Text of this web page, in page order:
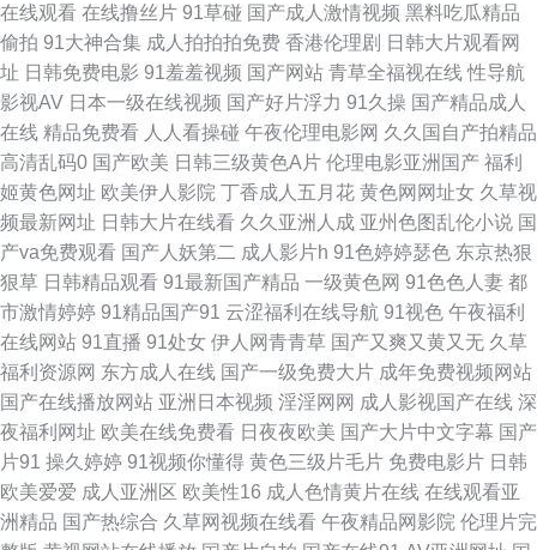
码一区 美女夜色黄 日韩一页 中文字幕日韩电影 超碰coan人妻 韩日无码视频
欧美人妖丝袜 51自拍网 国内成人在线AⅤ 青草综合在线 91福利网站导航 国
产日韩操逼 青青草肏屄视频 宅男影院 俺也去色色 韩国乳首中文 欧美乱轮另
类 天天天天艹 91国精产品 超碰成人性 韩国不卡a片 欧美久草 天堂av新地址
91蜜桃臀无码 成人午夜国产天堂 久久草狠狠爱 日本高清不卡网站 亚洲私人
影院 aV狼坛 国产精品伊人 欧美ⅤA在线播放 天天综合素质快播 91在线论坛
国产TS网站 老司机亚洲福利 色色导航东京热 综合肏屄 爱豆传媒映视AV 海
角社区肏屄视频 欧美极度性交网 香蕉午夜影院 97人人操在线 国产A级无毛
男人影音黄总在线 婷婷四色超碰 91起操 豆花视频九一免费 玖玖男人资源站
在线观看 在线撸丝片 91草碰 国产成人激情视频 黑料吃瓜精品
偷拍 91大神合集 成人拍拍拍免费 香港伦理剧 日韩大片观看网
址 日韩免费电影 91羞羞视频 国产网站 青草全福视在线 性导航
影视AV 日本一级在线视频 国产好片浮力 91久操 国产精品成人
在线 精品免费看 人人看操碰 午夜伦理电影网 久久国自产拍精品
高清乱码0 国产欧美 日韩三级黄色A片 伦理电影亚洲国产 福利
姬黄色网址 欧美伊人影院 丁香成人五月花 黄色网网址女 久草视
频最新网址 日韩大片在线看 久久亚洲人成 亚州色图乱伦小说 国
产va免费观看 国产人妖第二 成人影片h 91色婷婷瑟色 东京热狠
狠草 日韩精品观看 91最新国产精品 一级黄色网 91色色人妻 都
市激情婷婷 91精品国产91 云涩福利在线导航 91视色 午夜福利
在线网站 91直播 91处女 伊人网青青草 国产又爽又黄又无 久草
福利资源网 东方成人在线 国产一级免费大片 成年免费视频网站
国产在线播放网站 亚洲日本视频 淫淫网网 成人影视国产在线 深
夜福利网址 欧美在线免费看 日夜夜欧美 国产大片中文字幕 国产
片91 操久婷婷 91视频你懂得 黄色三级片毛片 免费电影片 日韩
欧美爱爱 成人亚洲区 欧美性16 成人色情黄片在线 在线观看亚
洲精品 国产热综合 久草网视频在线看 午夜精品网影院 伦理片完